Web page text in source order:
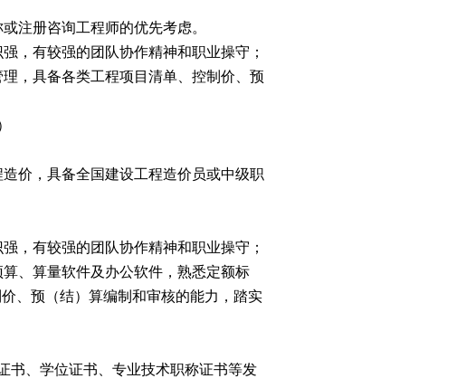
注册咨询工程师的优先考虑。
，有较强的团队协作精神和职业操守；
，具备各类工程项目清单、控制价、预
价，具备全国建设工程造价员或中级职
，有较强的团队协作精神和职业操守；
、算量软件及办公软件，熟悉定额标
、预（结）算编制和审核的能力，踏实
书、学位证书、专业技术职称证书等发